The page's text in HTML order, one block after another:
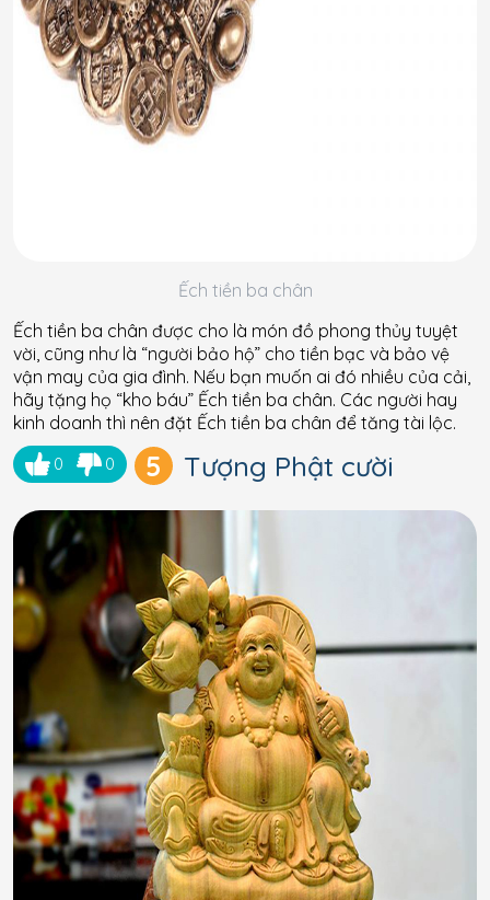
Ếch tiền ba chân
Ếch tiền ba chân được cho là món đồ phong thủy tuyệt
vời, cũng như là “người bảo hộ” cho tiền bạc và bảo vệ
vận may của gia đình. Nếu bạn muốn ai đó nhiều của cải,
hãy tặng họ “kho báu” Ếch tiền ba chân. Các người hay
kinh doanh thì nên đặt Ếch tiền ba chân để tăng tài lộc.
0 0 5 Tượng Phật cười